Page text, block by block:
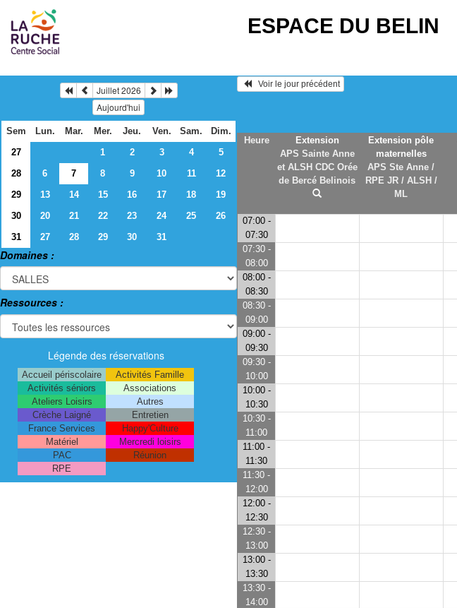
ESPACE DU BELIN
Juillet 2026
Aujourd'hui
Sem Lun. Mar. Mer. Jeu. Ven. Sam.
Dim.
27
1 2 3 4
5
28
6 7 8 9 10 11
12
29
13 14 15 16 17 18
19
30
20 21 22 23 24 25
26
31
27 28 29 30 31
Domaines :
Ressources :
Légende des réservations
Accueil périscolaire
Activités Famille
Activités séniors
Associations
Ateliers Loisirs
Autres
Crèche Laigné
Entretien
France Services
Happy'Culture
Matériel
Mercredi loisirs
PAC
Réunion
RPE
   Voir le jour précédent
Heure
Extension
APS Sainte Anne
et ALSH CDC Orée
de Bercé Belinois
Extension pôle
maternelles
APS Ste Anne /
RPE JR / ALSH /
ML
07:00 -
07:30
07:30 -
08:00
08:00 -
08:30
08:30 -
09:00
09:00 -
09:30
09:30 -
10:00
10:00 -
10:30
10:30 -
11:00
11:00 -
11:30
11:30 -
12:00
12:00 -
12:30
12:30 -
13:00
13:00 -
13:30
13:30 -
14:00